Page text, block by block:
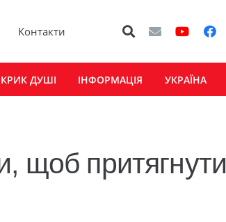
Контакти
КРИК ДУШІ ІНФОРМАЦІЯ УКРАЇНА
щоб притягнути